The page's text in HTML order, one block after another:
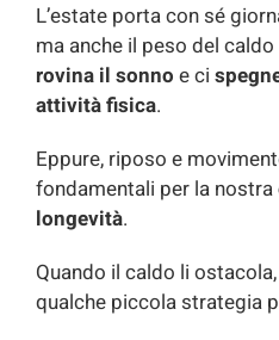
L’estate porta con sé
ma anche il peso del
rovina il sonno e ci
attività fisica.
Eppure, riposo e
fondamentali per la nostra
longevità.
Quando il caldo li
qualche piccola strategia